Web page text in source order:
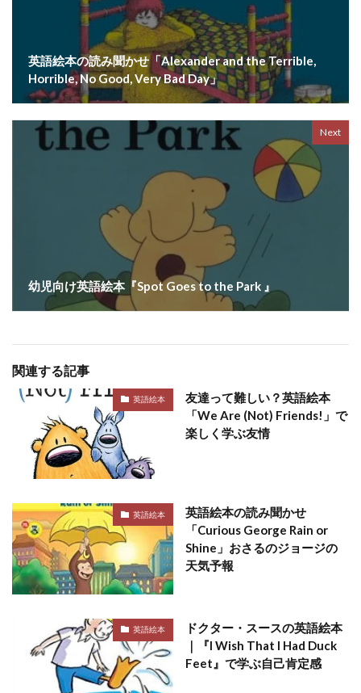
英語絵本の読み聞かせ「Alexander and the Terrible,
Horrible, No Good, Very Bad Day」
Next
幼児向け英語絵本『Spot Goes to the Park 』
関連する記事
英語絵本
友達って難しい？英語絵本
「We Are (Not) Friends!」で
楽しく学ぶ友情
英語絵本
英語絵本の読み聞かせ
「Curious George Rain or
Shine」おさるのジョージの
天気予報
英語絵本
ドクター・スースの英語絵本
｜『I Wish That I Had Duck
Feet』で学ぶ自己肯定感